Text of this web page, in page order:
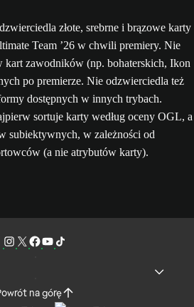
złote, srebrne i brązowe karty
Team ’26 w chwili premiery. Nie
zawodników (np. bohaterskich, Ikon
po premierze. Nie odzwierciedla też
dostępnych w innych trybach.
sortuje karty według oceny OGL, a
subiektywnych, w zależności od
(a nie atrybutów karty).
na górę